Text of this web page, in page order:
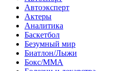
Автоэксперт
Актеры
Аналитика
Баскетбол
Безумный мир
Биатлон/Лыжи
Бокс/MMA